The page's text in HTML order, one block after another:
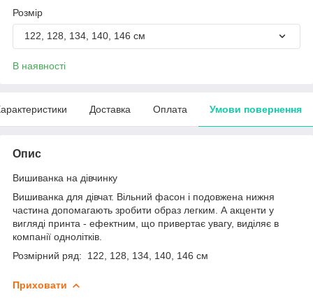
Розмір
122, 128, 134, 140, 146 см
В наявності
Доставка Оплата Умови повернення
Опис
Вишиванка на дівчинку
Вишиванка для дівчат. Вільний фасон і подовжена нижня
частина допомагають зробити образ легким. А акценти у
вигляді принта - ефектним, що привертає увагу, виділяє в
компанії однолітків.
Розмірний ряд: 122, 128, 134, 140, 146 см
Приховати